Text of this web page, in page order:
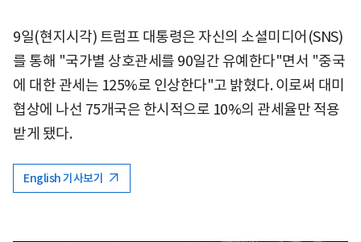
9일(현지시각) 트럼프 대통령은 자신의 소셜미디어(SNS)
를 통해 "국가별 상호관세를 90일간 유예한다"면서 "중국
에 대한 관세는 125%로 인상한다"고 밝혔다. 이로써 대미
협상에 나선 75개국은 한시적으로 10%의 관세율만 적용
받게 됐다.
English 기사보기